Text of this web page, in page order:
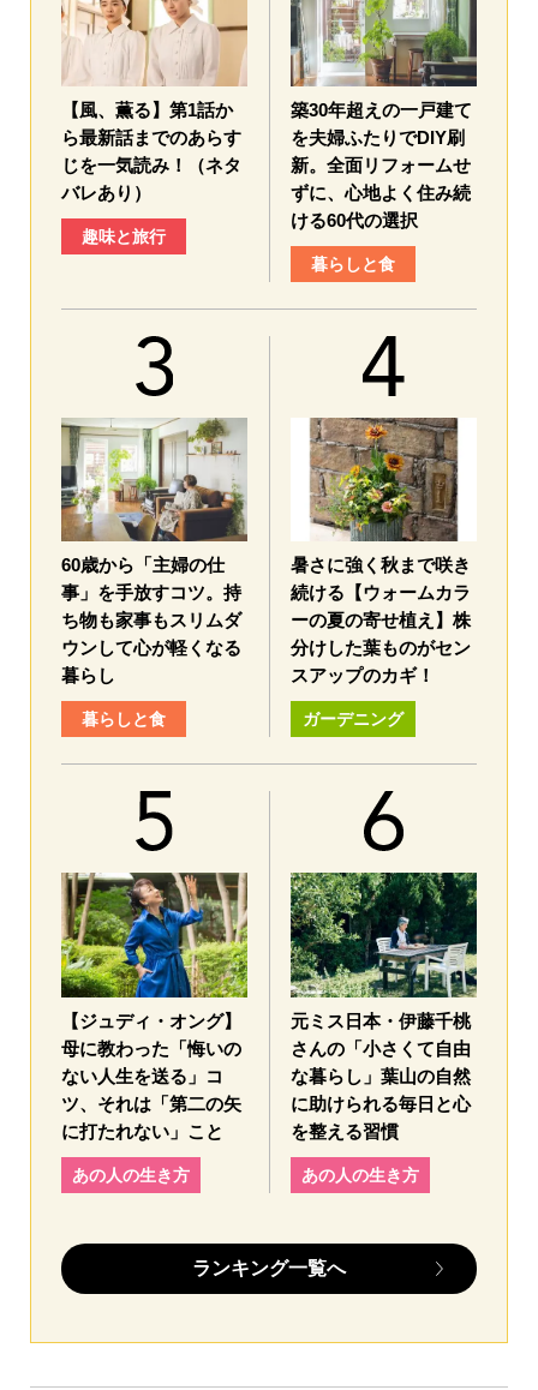
【風、薫る】第1話か
ら最新話までのあらす
じを一気読み！（ネタ
バレあり）
趣味と旅行
築30年超えの一戸建て
を夫婦ふたりでDIY刷
新。全面リフォームせ
ずに、心地よく住み続
ける60代の選択
暮らしと食
60歳から「主婦の仕
事」を手放すコツ。持
ち物も家事もスリムダ
ウンして心が軽くなる
暮らし
暮らしと食
暑さに強く秋まで咲き
続ける【ウォームカラ
ーの夏の寄せ植え】株
分けした葉ものがセン
スアップのカギ！
ガーデニング
【ジュディ・オング】
母に教わった「悔いの
ない人生を送る」コ
ツ、それは「第二の矢
に打たれない」こと
あの人の生き方
元ミス日本・伊藤千桃
さんの「小さくて自由
な暮らし」葉山の自然
に助けられる毎日と心
を整える習慣
あの人の生き方
ランキング一覧へ